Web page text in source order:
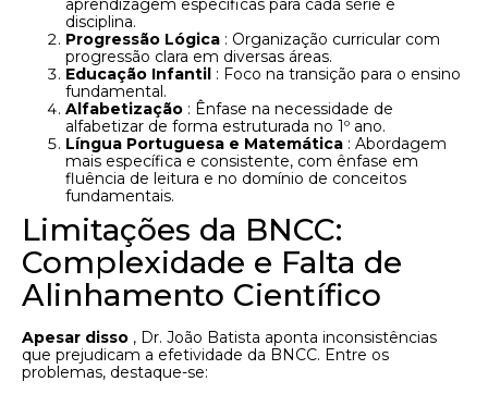
aprendizagem específicas para cada série e
disciplina.
Progressão Lógica : Organização curricular com
progressão clara em diversas áreas.
Educação Infantil : Foco na transição para o ensino
fundamental.
Alfabetização : Ênfase na necessidade de
alfabetizar de forma estruturada no 1º ano.
Língua Portuguesa e Matemática : Abordagem
mais específica e consistente, com ênfase em
fluência de leitura e no domínio de conceitos
fundamentais.
Limitações da BNCC:
Complexidade e Falta de
Alinhamento Científico
Apesar disso , Dr. João Batista aponta inconsistências
que prejudicam a efetividade da BNCC. Entre os
problemas, destaque-se: